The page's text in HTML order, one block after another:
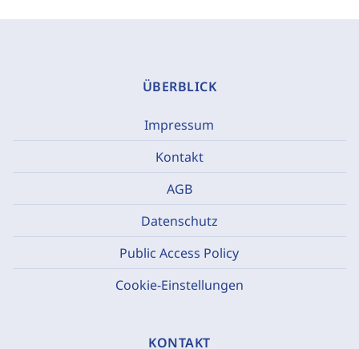
ÜBERBLICK
Impressum
Kontakt
AGB
Datenschutz
Public Access Policy
Cookie-Einstellungen
KONTAKT